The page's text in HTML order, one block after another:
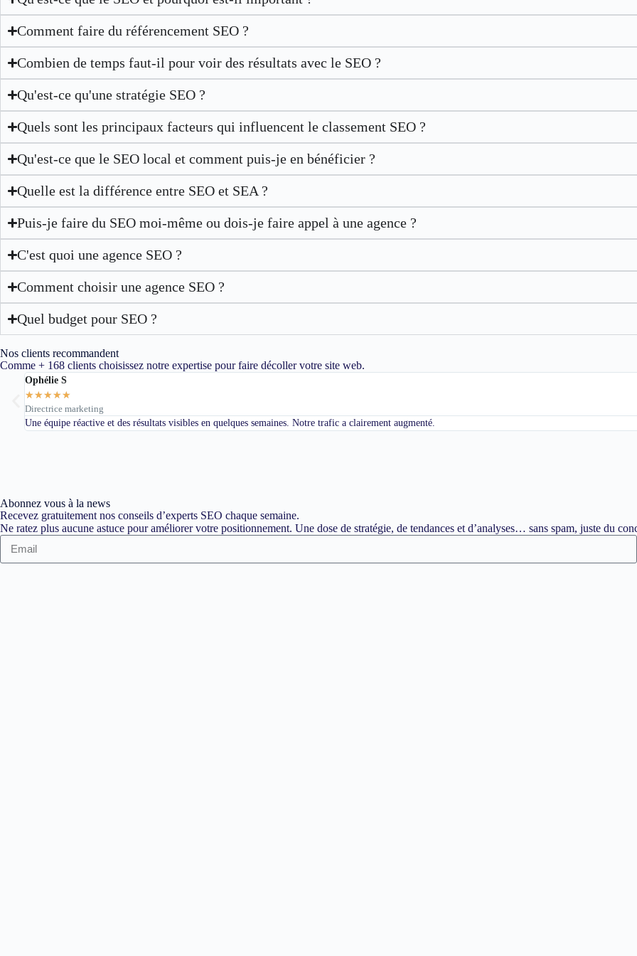
Comment faire du référencement SEO ?
Combien de temps faut-il pour voir des résultats avec le SEO ?
Qu'est-ce qu'une stratégie SEO ?
Quels sont les principaux facteurs qui influencent le classement SEO ?
Qu'est-ce que le SEO local et comment puis-je en bénéficier ?
Quelle est la différence entre SEO et SEA ?
Puis-je faire du SEO moi-même ou dois-je faire appel à une agence ?
C'est quoi une agence SEO ?
Comment choisir une agence SEO ?
Quel budget pour SEO ?
Nos clients recommandent
Comme + 168 clients choisissez notre expertise pour faire décoller votre site web.
Ophélie S
★★★★★
Directrice marketing
Une équipe réactive et des résultats visibles en quelques semaines. Notre trafic a clairement augmenté.
Abonnez vous à la news
Recevez gratuitement nos conseils d’experts SEO chaque semaine.
Ne ratez plus aucune astuce pour améliorer votre positionnement. Une dose de stratégie, de tendances et d’analyses… sans spam, juste du